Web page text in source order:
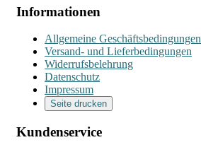
Informationen
Allgemeine Geschäftsbedingungen
Versand- und Lieferbedingungen
Widerrufsbelehrung
Datenschutz
Impressum
Seite drucken
Kundenservice